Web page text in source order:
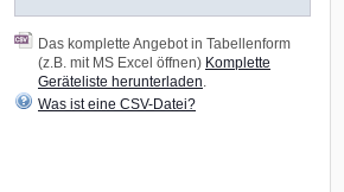
Das komplette Angebot in Tabellenform
(z.B. mit MS Excel öffnen) Komplette
Geräteliste herunterladen
Was ist eine CSV-Datei?